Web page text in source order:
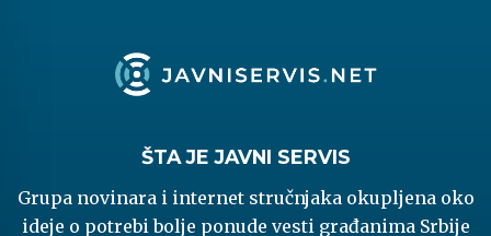
ŠTA JE JAVNI SERVIS
Grupa novinara i internet stručnjaka okupljena oko
ideje o potrebi bolje ponude vesti građanima Srbije